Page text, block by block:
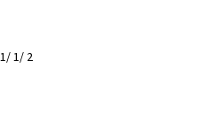
1/ 2